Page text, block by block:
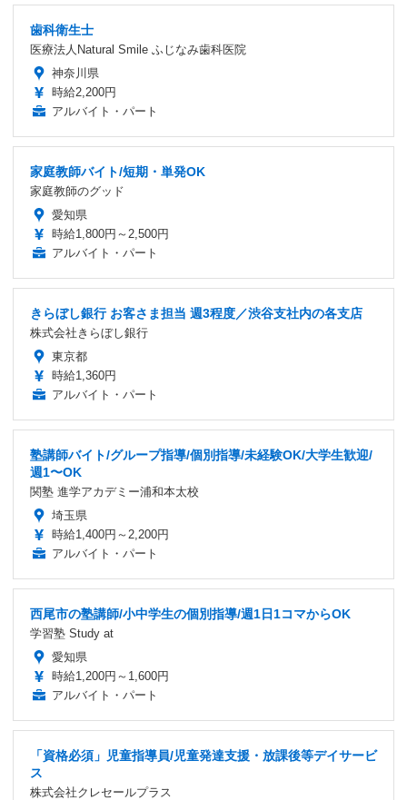
歯科衛生士
医療法人Natural Smile ふじなみ歯科医院
神奈川県
時給2,200円
アルバイト・パート
家庭教師バイト/短期・単発OK
家庭教師のグッド
愛知県
時給1,800円～2,500円
アルバイト・パート
きらぼし銀行 お客さま担当 週3程度／渋谷支社内の各支店
株式会社きらぼし銀行
東京都
時給1,360円
アルバイト・パート
塾講師バイト/グループ指導/個別指導/未経験OK/大学生歓迎/
週1〜OK
関塾 進学アカデミー浦和本太校
埼玉県
時給1,400円～2,200円
アルバイト・パート
西尾市の塾講師/小中学生の個別指導/週1日1コマからOK
学習塾 Study at
愛知県
時給1,200円～1,600円
アルバイト・パート
「資格必須」児童指導員/児童発達支援・放課後等デイサービ
ス
株式会社クレセールプラス